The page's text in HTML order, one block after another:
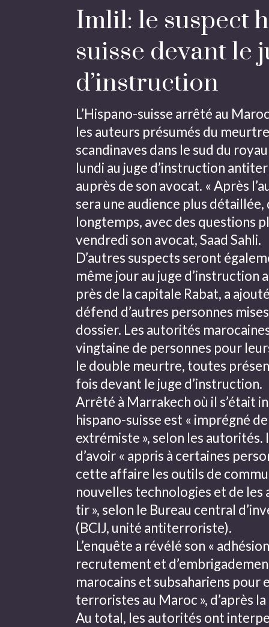
Imlil: le suspect
suisse devant le
d’instruction
L’Hispano-suisse arrêté au
les auteurs présumés du
scandinaves dans le sud du
lundi au juge d’instruction
auprès de son avocat. « Après
sera une audience plus
longtemps, avec des questions
vendredi son avocat, Saad Sahli.
D’autres suspects seront
même jour au juge
près de la capitale Rabat, a
défend d’autres personnes
dossier. Les autorités
vingtaine de personnes pour
le double meurtre, toutes
fois devant le juge d’instruction.
Arrêté à Marrakech où il s’était
hispano-suisse est « imprégné
extrémiste », selon les autorités.
d’avoir « appris à certaines
cette affaire les outils de
nouvelles technologies et de les
tir », selon le Bureau central
(BCIJ, unité antiterroriste).
L’enquête a révélé son «
recrutement et
marocains et subsahariens pour
terroristes au Maroc », d’après
Au total, les autorités ont